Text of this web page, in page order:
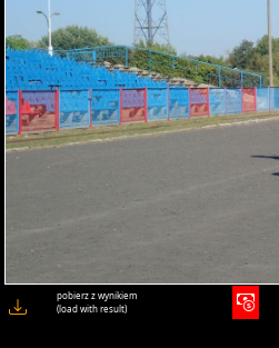
pobierz z wynikiem
(load with result)